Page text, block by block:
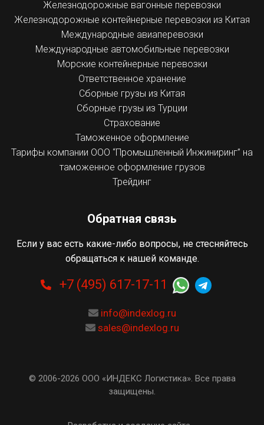
Железнодорожные вагонные перевозки
Железнодорожные контейнерные перевозки из Китая
Международные авиаперевозки
Международные автомобильные перевозки
Морские контейнерные перевозки
Ответственное хранение
Сборные грузы из Китая
Сборные грузы из Турции
Страхование
Таможенное оформление
Тарифы компании ООО “Промышленный Инжиниринг” на
таможенное оформление грузов
Трейдинг
Обратная связь
Если у вас есть какие-либо вопросы, не стесняйтесь
обращаться к нашей команде.
+7 (495) 617-17-11
info@indexlog.ru
sales@indexlog.ru
© 2006-2026 ООО «ИНДЕКС Логистика». Все права
защищены.